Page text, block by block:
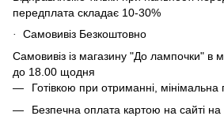
передплата складає 10-30%
·
Самовивіз Безкоштовно
Самовивіз із магазину "До лампочки" в
до 18.00 щодня
Готівкою при отриманні,
Безпечна оплата картою на сайті